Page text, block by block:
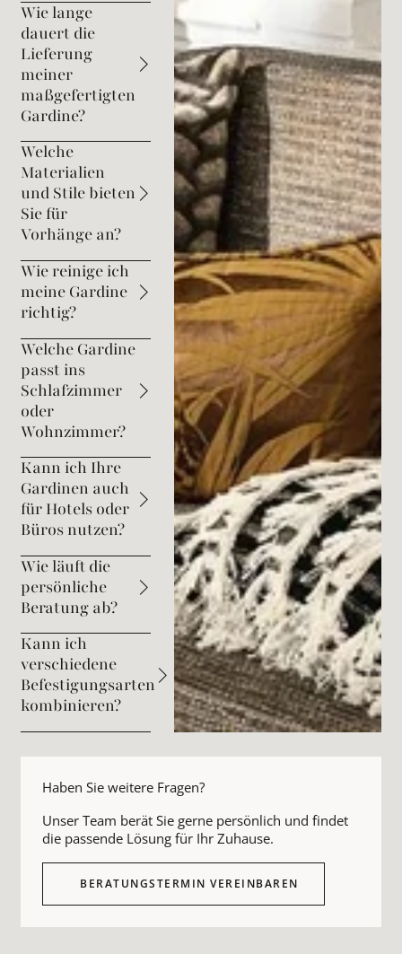
Wie lange
dauert die
Lieferung
meiner
maßgefertigten
Gardine?
Welche
Materialien
und Stile bieten
Sie für
Vorhänge an?
Wie reinige ich
meine Gardine
richtig?
Welche Gardine
passt ins
Schlafzimmer
oder
Wohnzimmer?
Kann ich Ihre
Gardinen auch
für Hotels oder
Büros nutzen?
Wie läuft die
persönliche
Beratung ab?
Kann ich
verschiedene
Befestigungsarten
kombinieren?
Haben Sie weitere Fragen?
Unser Team berät Sie gerne persönlich und findet
die passende Lösung für Ihr Zuhause.
BERATUNGSTERMIN VEREINBAREN